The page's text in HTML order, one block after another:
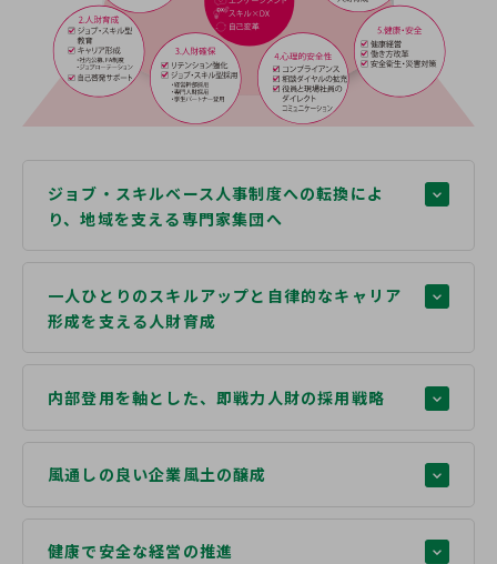
ジョブ・スキルベース人事制度への転換によ
り、地域を支える専門家集団へ
一人ひとりのスキルアップと自律的なキャリア
形成を支える人財育成
内部登用を軸とした、即戦力人財の採用戦略
風通しの良い企業風土の醸成
健康で安全な経営の推進